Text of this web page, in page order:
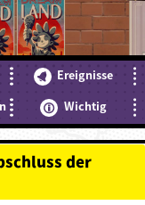
Ereignisse
Wichtig
der